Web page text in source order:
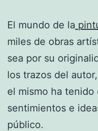
El mundo de la
miles de obras
sea por su
los trazos del
el mismo ha tenido
sentimientos e
público.